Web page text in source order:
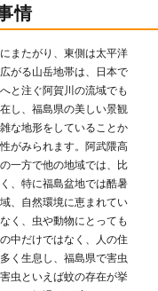
情
またがり、東側は太平洋
がる山岳地帯は、日本で
と注ぐ阿賀川の流域でも
し、福島県の美しい景観
な地形をしていることか
がみられます。阿武隈高
一方で他の地域では、比
、特に福島盆地では酷暑
、自然環境に恵まれてい
く、虫や動物にとっても
中だけではなく、人の住
く生息し、福島県で害虫
虫といえば蚊の存在が挙